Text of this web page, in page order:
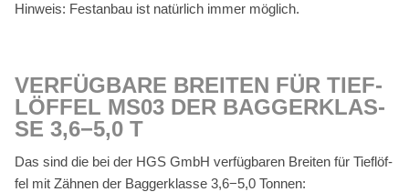
Hin­weis: Fest­an­bau ist na­tür­lich im­mer mög­lich.
VER­FÜG­BA­RE BREI­TEN FÜR TIEF­
LÖF­FEL MS03 DER BAG­GER­KLAS­
SE 3,6−5,0 T
Das sind die bei der HGS GmbH ver­füg­ba­ren Brei­ten für Tief­löf­
fel mit Zäh­nen der Bag­ger­klas­se 3,6−5,0 Ton­nen: